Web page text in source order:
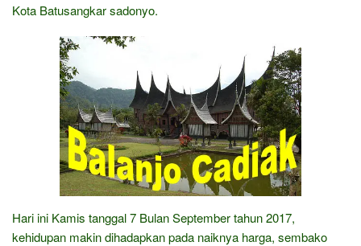
Kota Batusangkar sadonyo.
Hari ini Kamis tanggal 7 Bulan September tahun 2017,
kehidupan makin dihadapkan pada naiknya harga, sembako